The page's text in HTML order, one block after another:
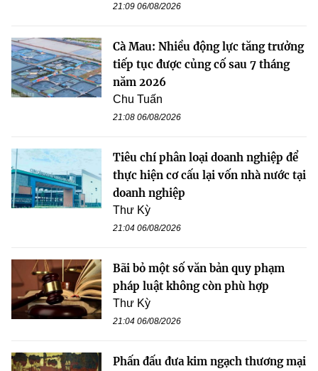
21:09 06/08/2026
Cà Mau: Nhiều động lực tăng trưởng
tiếp tục được củng cố sau 7 tháng
năm 2026
Chu Tuấn
21:08 06/08/2026
Tiêu chí phân loại doanh nghiệp để
thực hiện cơ cấu lại vốn nhà nước tại
doanh nghiệp
Thư Kỳ
21:04 06/08/2026
Bãi bỏ một số văn bản quy phạm
pháp luật không còn phù hợp
Thư Kỳ
21:04 06/08/2026
Phấn đấu đưa kim ngạch thương mại